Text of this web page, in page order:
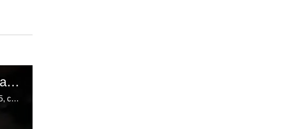
La Libertad, Comayagua, se sumó a la bienvenida al 2025
Con luces y cohetes La Libertad, Comayagua, se sumó a la bienvenida al 2025, compartieron vecinos a través de redes sociales